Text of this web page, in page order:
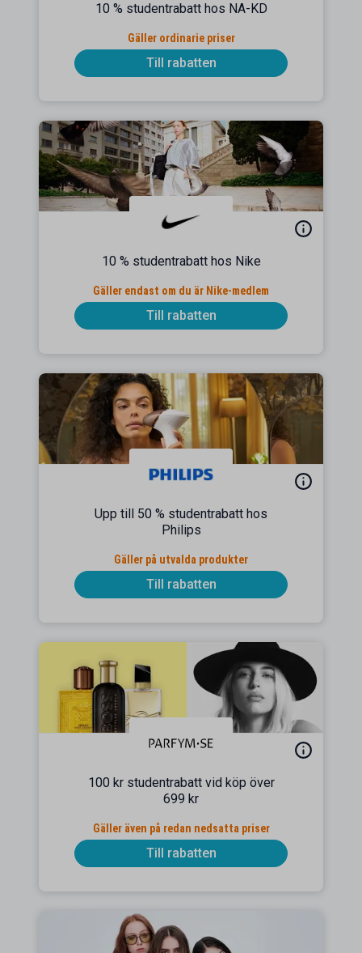
10 % studentrabatt hos NA-KD
Gäller ordinarie priser
Till rabatten
10 % studentrabatt hos Nike
Gäller endast om du är Nike-medlem
Till rabatten
Upp till 50 % studentrabatt hos
Philips
Gäller på utvalda produkter
Till rabatten
100 kr studentrabatt vid köp över
699 kr
Gäller även på redan nedsatta priser
Till rabatten